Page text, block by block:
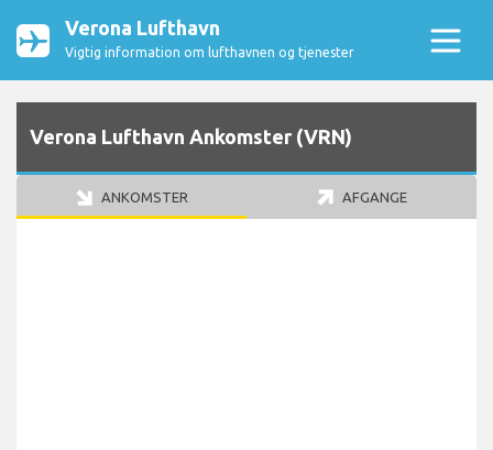
Verona Lufthavn
Vigtig information om lufthavnen og tjenester
Verona Lufthavn Ankomster (VRN)
ANKOMSTER AFGANGE